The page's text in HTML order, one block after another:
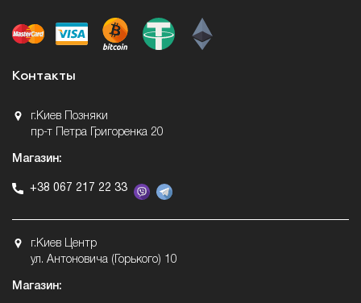
Контакты
г.Киев Позняки
пр-т Петра Григоренка 20
Магазин:
+38 067 217 22 33
г.Киев Центр
ул. Антоновича (Горького) 10
Магазин: